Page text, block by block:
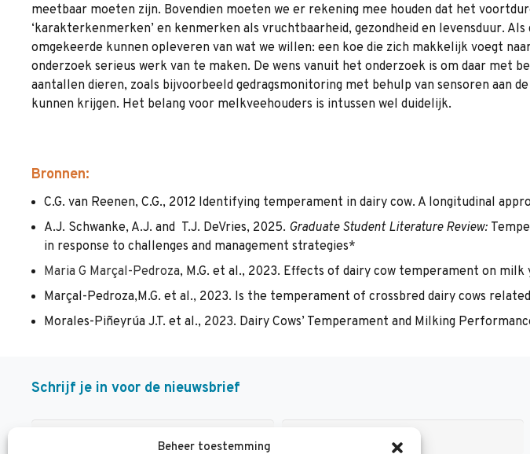
Beheer toestemming
meetbaar moeten zijn. Bovendien moeten we er rekening mee houden dat het
‘karakterkenmerken’ en kenmerken als vruchtbaarheid, gezondheid en levensduur.
omgekeerde kunnen opleveren van wat we willen: een koe die zich makkelijk voegt
onderzoek serieus werk van te maken. De wens vanuit het onderzoek is om daar met
aantallen dieren, zoals bijvoorbeeld gedragsmonitoring met behulp van sensoren aan
kunnen krijgen. Het belang voor melkveehouders is intussen wel duidelijk.
Bronnen:
C.G. van Reenen, C.G., 2012 Identifying temperament in dairy cow. A longitudinal
A.J. Schwanke, A.J. and T.J. DeVries, 2025. Graduate Student Literature Review:
in response to challenges and management strategies*
Maria G Marçal-Pedroza, M.G. et al., 2023. Effects of dairy cow temperament on
Marçal-Pedroza,M.G. et al., 2023. Is the temperament of crossbred dairy cows
Morales-Piñeyrúa J.T. et al., 2023. Dairy Cows’ Temperament and Milking
Schrijf je in voor de nieuwsbrief